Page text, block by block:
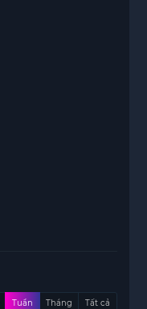
Tuần Tháng Tất cả